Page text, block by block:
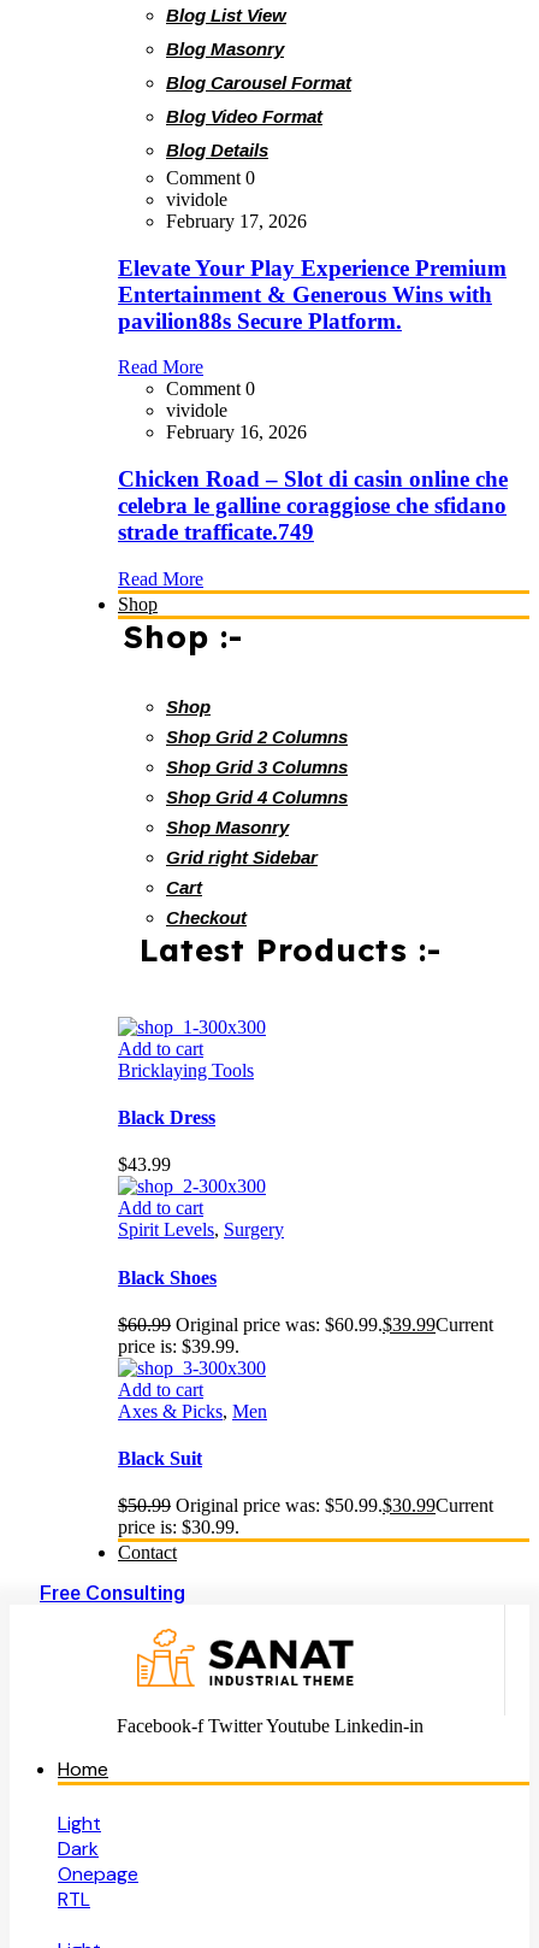
Blog List View
Blog Masonry
Blog Carousel Format
Blog Video Format
Blog Details
Comment 0
vividole
February 17, 2026
Elevate Your Play Experience Premium
Entertainment & Generous Wins with
pavilion88s Secure Platform.
Read More
Comment 0
vividole
February 16, 2026
Chicken Road – Slot di casin online che
celebra le galline coraggiose che sfidano
strade trafficate.749
Read More
Shop
Shop :-
Shop
Shop Grid 2 Columns
Shop Grid 3 Columns
Shop Grid 4 Columns
Shop Masonry
Grid right Sidebar
Cart
Checkout
Latest Products :-
Add to cart
Bricklaying Tools
Black Dress
$43.99
Add to cart
Spirit Levels, Surgery
Black Shoes
$60.99 Original price was: $60.99.$39.99Current
price is: $39.99.
Add to cart
Axes & Picks, Men
Black Suit
$50.99 Original price was: $50.99.$30.99Current
price is: $30.99.
Contact
Free Consulting
Facebook-f Twitter Youtube Linkedin-in
Home
Light
Dark
Onepage
RTL